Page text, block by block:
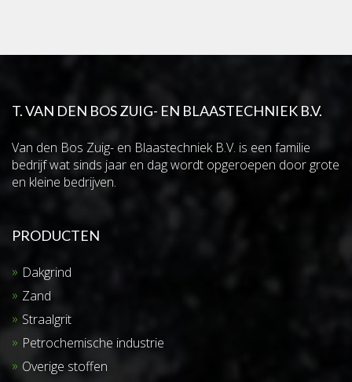
T. VAN DEN BOS ZUIG- EN BLAASTECHNIEK B.V.
Van den Bos Zuig- en Blaastechniek B.V. is een familie
bedrijf wat sinds jaar en dag wordt opgeroepen door grote
en kleine bedrijven.
PRODUCTEN
Dakgrind
Zand
Straalgrit
Petrochemische industrie
Overige stoffen